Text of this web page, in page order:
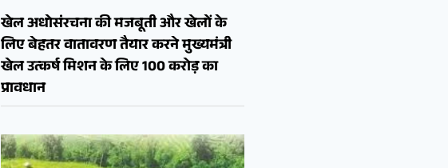
खेल अधोसंरचना की मजबूती और खेलों के
लिए बेहतर वातावरण तैयार करने मुख्यमंत्री
खेल उत्कर्ष मिशन के लिए 100 करोड़ का
प्रावधान